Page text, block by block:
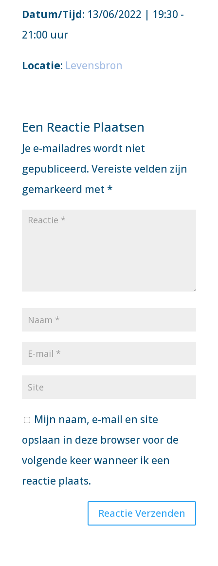
Datum/Tijd: 13/06/2022 | 19:30 -
21:00 uur
Locatie: Levensbron
Een Reactie Plaatsen
Je e-mailadres wordt niet
gepubliceerd. Vereiste velden zijn
gemarkeerd met *
Mijn naam, e-mail en site
opslaan in deze browser voor de
volgende keer wanneer ik een
reactie plaats.